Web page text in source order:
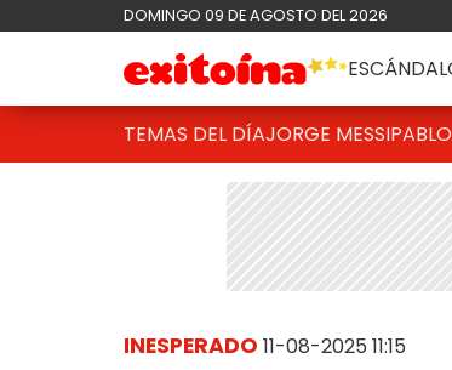
DOMINGO 09 DE AGOSTO DEL 2026
TEMAS DEL DÍAJORGE MESSI
INESPERADO 11-08-2025 11:15